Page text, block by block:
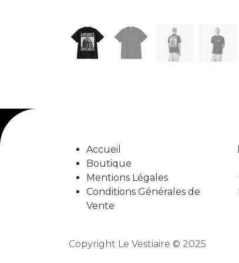
Accueil
Boutique
Mentions Légales
Conditions Générales de
Vente
Copyright Le Vestiaire © 2025